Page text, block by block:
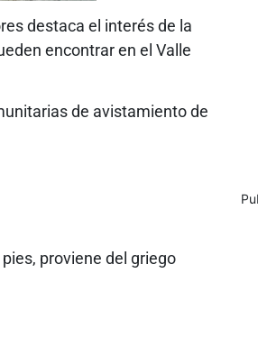
destaca el interés de la
encontrar en el Valle
de avistamiento de
proviene del griego